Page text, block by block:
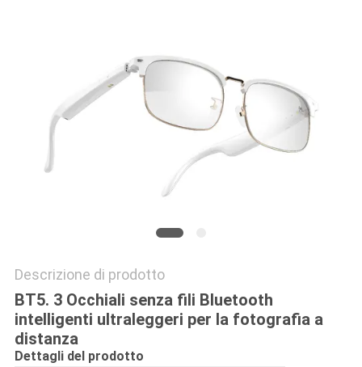
POLITICA
SULLA
Descrizione di prodotto
BT5. 3 Occhiali senza fili Bluetooth
intelligenti ultraleggeri per la fotografia a
distanza
Dettagli del prodotto